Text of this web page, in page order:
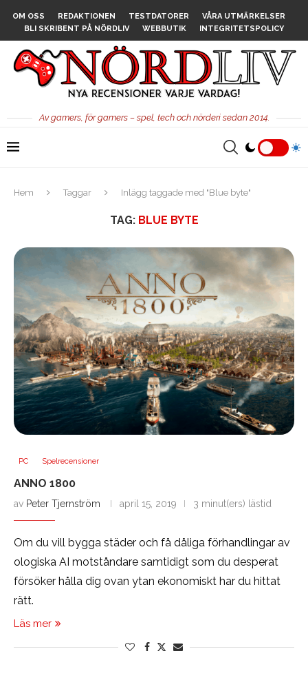
OM OSS REDAKTIONEN TESTDATORER
VÅRA UTMÄRKELSER
BLI SKRIBENT PÅ NÖRDLIV
WEBBUTIK INTEGRITETSPOLICY
Av gamers, för gamers – spel, tech och nörderi sedan 2014.
Hem Taggar Inlägg taggade med "Blue byte"
TAG: BLUE BYTE
PC Spelrecensioner
ANNO 1800
av Peter Tjernström april 15, 2019 3 minut(ers) lästid
Om du vill bygga städer och få dåliga förhandlingar av
ologiska AI motståndare samtidigt som du desperat
försöker hålla dig ovan ytan ekonomiskt har du hittat
rätt.
Läs mer